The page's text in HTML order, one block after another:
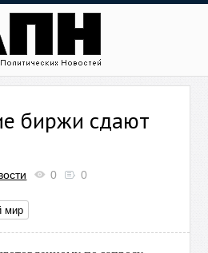
биржи сдают
0 0
мир